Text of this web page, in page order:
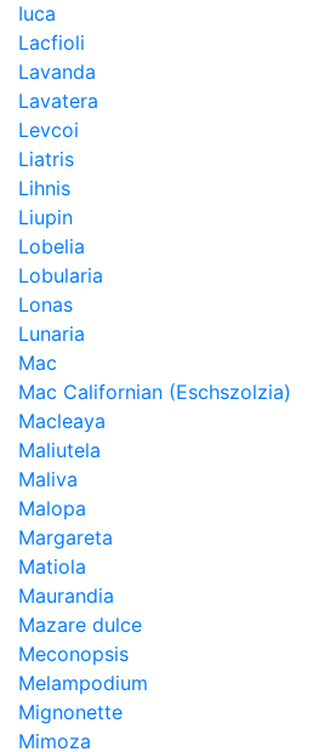
Iuca
Lacfioli
Lavanda
Lavatera
Levcoi
Liatris
Lihnis
Liupin
Lobelia
Lobularia
Lonas
Lunaria
Mac
Mac Californian (Eschszolzia)
Macleaya
Maliutela
Maliva
Malopa
Margareta
Matiola
Maurandia
Mazare dulce
Meconopsis
Melampodium
Mignonette
Mimoza